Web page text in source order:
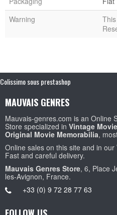
Warning
Colissimo sous prestashop
MAUVAIS GENRES
Mauvais-genres.com is an Online
Store specialized in Vintage
Original Movie Memorabilia,
Online sales on this site and in
Fast and careful delivery.
Mauvais Genres Store, 6, Place
les-Avignon, France.
+33 (0) 9 72 28 77 63